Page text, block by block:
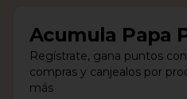
Acumula Papa
Regístrate, gana puntos
compras y canjealos por
más